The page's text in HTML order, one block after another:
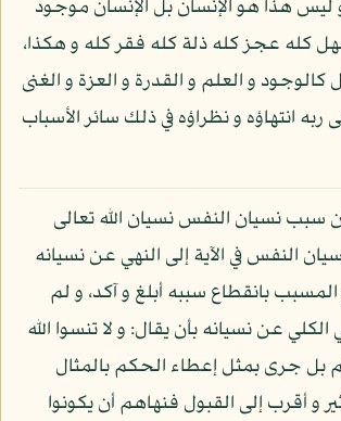
ليس هذا هو الإنسان بل الإنسان موجود
كله عجز كله ذلة كله فقر كله و هكذا،
و العلم و القدرة و العزة و الغنى
ربه انتهاؤه و نظراؤه في ذلك سائر الأسباب
سبب نسيان النفس نسيان الله تعالى
النفس في الآية إلى النهي عن نسيانه
بانقطاع سببه أبلغ و آكد، و لم
عن نسيانه بأن يقال: و لا تنسوا الله
بل جرى بمثل إعطاء الحكم بالمثال
و أقرب إلى القبول فنهاهم أن يكونوا